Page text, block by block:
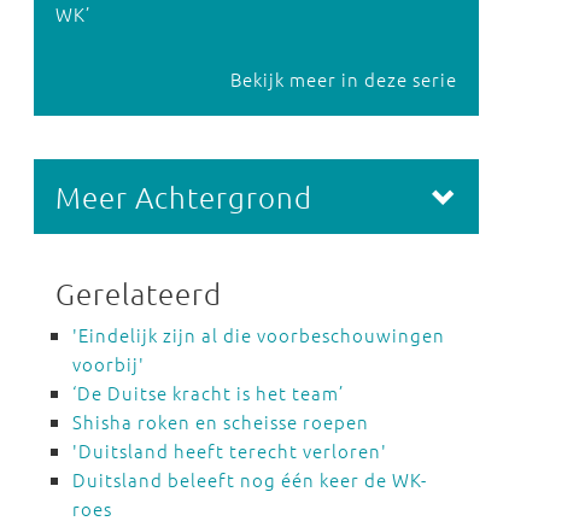
WK’
Bekijk meer in deze serie
Meer Achtergrond
Gerelateerd
'Eindelijk zijn al die voorbeschouwingen
voorbij'
‘De Duitse kracht is het team’
Shisha roken en scheisse roepen
'Duitsland heeft terecht verloren'
Duitsland beleeft nog één keer de WK-
roes